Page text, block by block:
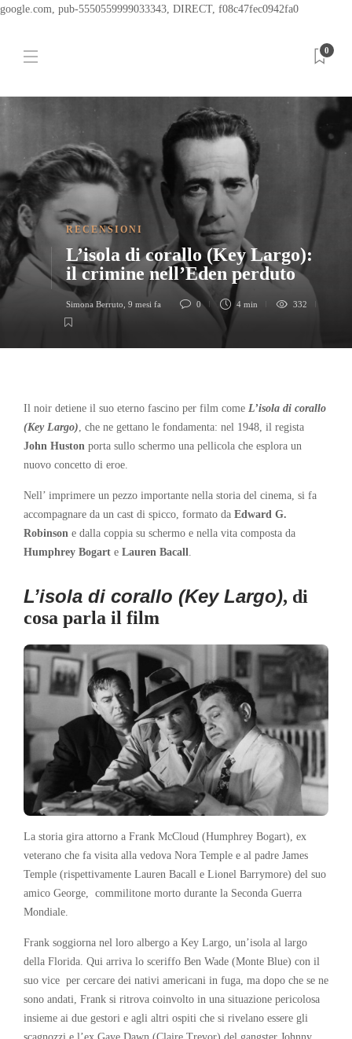
google.com, pub-5550559999033343, DIRECT, f08c47fec0942fa0
0
RECENSIONI
L’isola di corallo (Key Largo):
il crimine nell’Eden perduto
Simona Berruto 9 mesi fa 0 4 min 332
Il noir detiene il suo eterno fascino per film come L’isola di corallo
(Key Largo), che ne gettano le fondamenta: nel 1948, il regista
John Huston porta sullo schermo una pellicola che esplora un
nuovo concetto di eroe.
Nell’ imprimere un pezzo importante nella storia del cinema, si fa
accompagnare da un cast di spicco, formato da Edward G.
Robinson e dalla coppia su schermo e nella vita composta da
Humphrey Bogart e Lauren Bacall.
L’isola di corallo (Key Largo), di
cosa parla il film
La storia gira attorno a Frank McCloud (Humphrey Bogart), ex
veterano che fa visita alla vedova Nora Temple e al padre James
Temple (rispettivamente Lauren Bacall e Lionel Barrymore) del suo
amico George, commilitone morto durante la Seconda Guerra
Mondiale.
Frank soggiorna nel loro albergo a Key Largo, un’isola al largo
della Florida. Qui arriva lo sceriffo Ben Wade (Monte Blue) con il
suo vice per cercare dei nativi americani in fuga, ma dopo che se ne
sono andati, Frank si ritrova coinvolto in una situazione pericolosa
insieme ai due gestori e agli altri ospiti che si rivelano essere gli